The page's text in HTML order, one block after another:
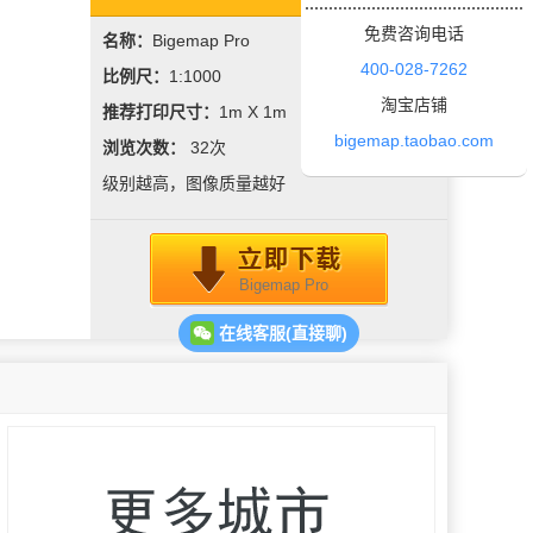
名称： Bigemap Pro
比例尺： 1:1000
推荐打印尺寸： 1m X 1m
浏览次数： 32次
级别越高，图像质量越好
Bigemap Pro
在线客服(直接聊)
免费咨询电话
400-028-7262
淘宝店铺
bigemap.taobao.com